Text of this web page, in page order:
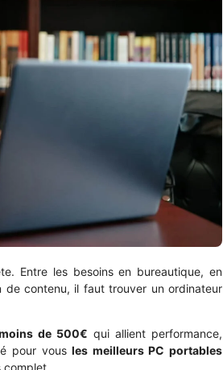
Entre les besoins en bureautique, en
contenu, il faut trouver un ordinateur
de 500€ qui allient performance,
pour vousles meilleurs PC portables